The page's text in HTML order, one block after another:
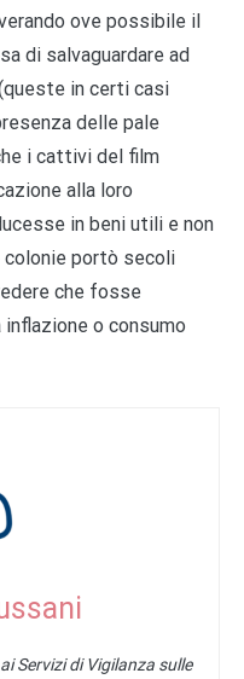
ove possibile il
di salvaguardare ad
in certi casi
delle pale
i cattivi del film
alla loro
in beni utili e non
portò secoli
che fosse
o consumo
Servizi di Vigilanza sulle